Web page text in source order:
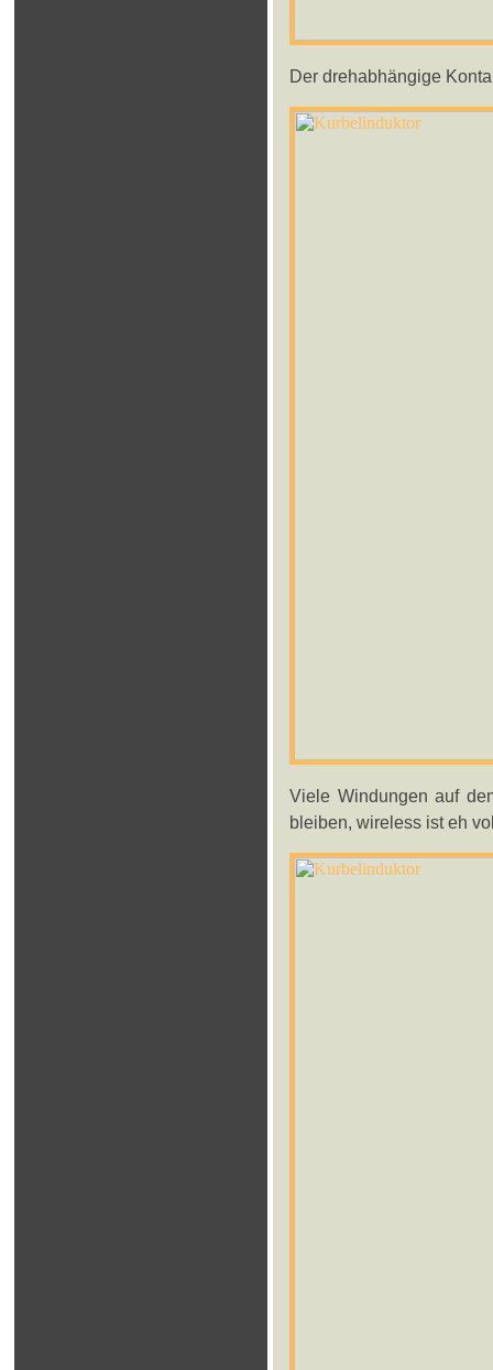
Der drehabhängige
Viele Windungen auf
bleiben, wireless ist eh